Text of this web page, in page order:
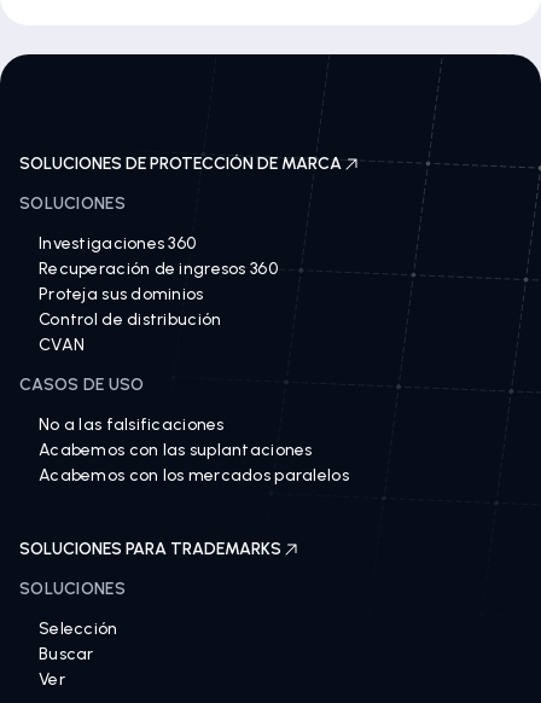
SOLUCIONES DE PROTECCIÓN DE MARCA
SOLUCIONES
Investigaciones 360
Recuperación de ingresos 360
Proteja sus dominios
Control de distribución
CVAN
CASOS DE USO
No a las falsificaciones
Acabemos con las suplantaciones
Acabemos con los mercados paralelos
SOLUCIONES PARA TRADEMARKS
SOLUCIONES
Selección
Buscar
Ver